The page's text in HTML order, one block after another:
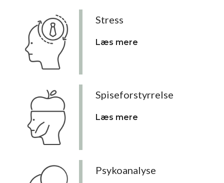
Stress
Læs mere
Spiseforstyrrelse
Læs mere
Psykoanalyse